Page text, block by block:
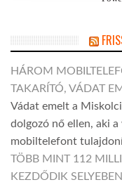
HÁROM
TAKARÍTÓ, VÁDAT
Vádat emelt a
dolgozó nő ellen, aki
mobiltelefont
TÖBB MINT 112
KEZDŐDIK SELYEBEN